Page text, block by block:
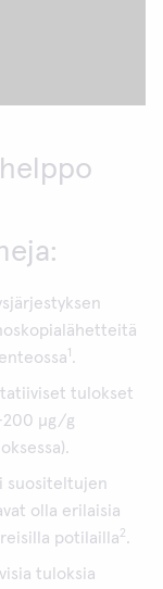
1 .
tulokset
μg/g
suositeltujen
olla erilaisia
potilailla2.
tuloksia